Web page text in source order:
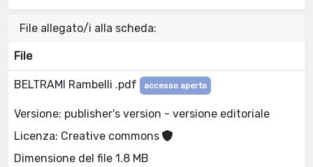
File allegato/i alla scheda:
File
BELTRAMI Rambelli .pdf accesso aperto
Versione: publisher's version - versione editoriale
Licenza: Creative commons
Dimensione del file 1.8 MB